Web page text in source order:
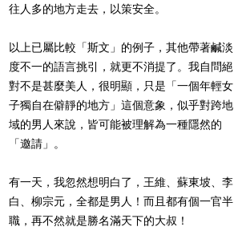
往人多的地方走去，以策安全。
以上已屬比較「斯文」的例子，其他帶著鹹淡
度不一的語言挑引，就更不消提了。我自問絕
對不是甚麼美人，很明顯，只是「一個年輕女
子獨自在僻靜的地方」這個意象，似乎對跨地
域的男人來說，皆可能被理解為一種隱然的
「邀請」。
有一天，我忽然想明白了，王維、蘇東坡、李
白、柳宗元，全都是男人！而且都有個一官半
職，再不然就是勝名滿天下的大叔！